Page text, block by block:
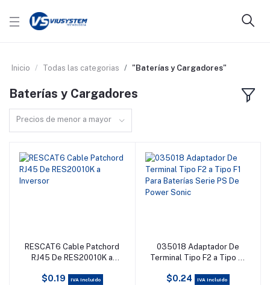
Inicio Todas las categorias "Baterías y Cargadores"
Baterías y Cargadores
Precios de menor a mayor
Añadir al carrito
RESCAT6 Cable Patchord
RJ45 De RES20010K a
$0.19 IVA incluido
Añadir al carrito
035018 Adaptador De
Terminal Tipo F2 a Tipo F1
Power Sonic
$0.24 IVA incluido